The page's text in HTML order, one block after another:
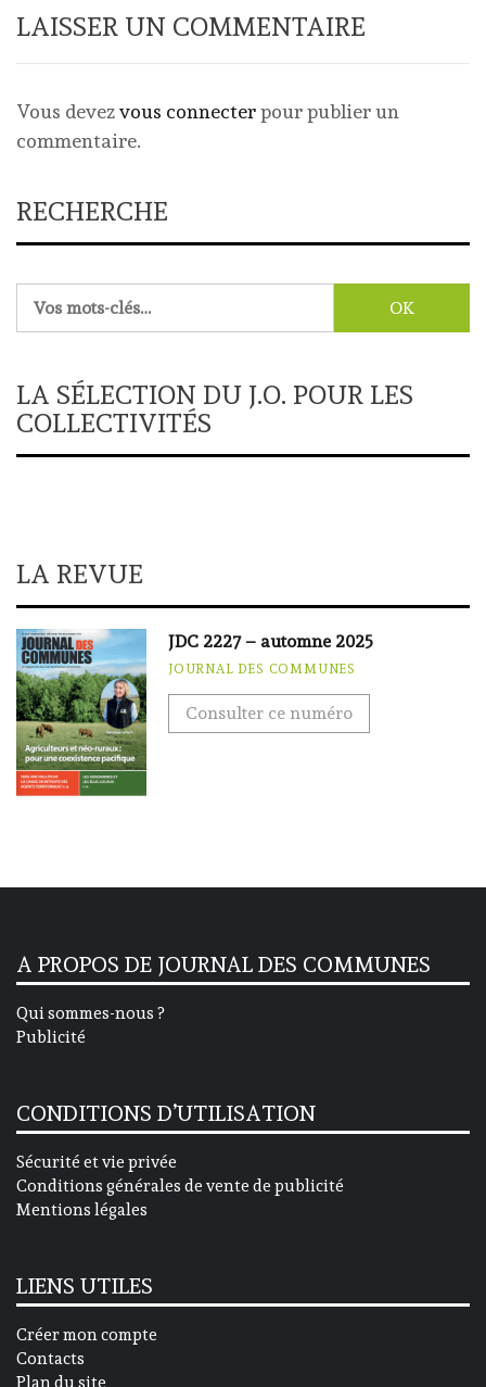
LAISSER UN COMMENTAIRE
Vous devezvous connecterpour publier un
commentaire.
RECHERCHE
LA SÉLECTION DU J.O. POUR LES
COLLECTIVITÉS
LA REVUE
JDC 2227 – automne 2025
JOURNAL DES COMMUNES
Consulter ce numéro
A PROPOS DE JOURNAL DES COMMUNES
Qui sommes-nous ?
Publicité
CONDITIONS D’UTILISATION
Sécurité et vie privée
Conditions générales de vente de publicité
Mentions légales
LIENS UTILES
Créer mon compte
Contacts
Plan du site